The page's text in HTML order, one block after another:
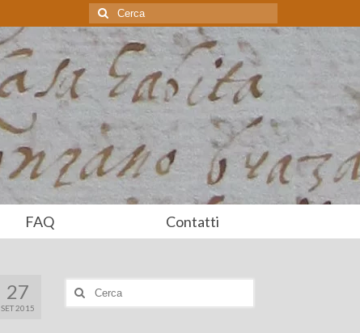
Cerca:
FAQ Contatti
27
SET 2015
Cerca: